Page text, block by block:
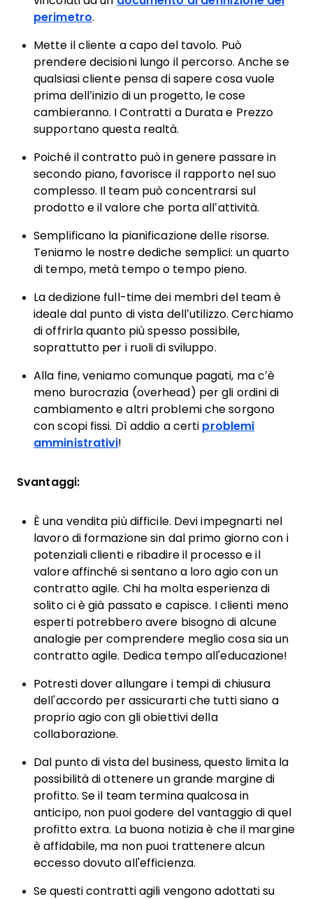
perimetro.
Mette il cliente a capo del tavolo. Può
prendere decisioni lungo il percorso. Anche se
qualsiasi cliente pensa di sapere cosa vuole
prima dell’inizio di un progetto, le cose
cambieranno. I Contratti a Durata e Prezzo
supportano questa realtà.
Poiché il contratto può in genere passare in
secondo piano, favorisce il rapporto nel suo
complesso. Il team può concentrarsi sul
prodotto e il valore che porta all’attività.
Semplificano la pianificazione delle risorse.
Teniamo le nostre dediche semplici: un quarto
di tempo, metà tempo o tempo pieno.
La dedizione full-time dei membri del team è
ideale dal punto di vista dell’utilizzo. Cerchiamo
di offrirla quanto più spesso possibile,
soprattutto per i ruoli di sviluppo.
Alla fine, veniamo comunque pagati, ma c’è
meno burocrazia (overhead) per gli ordini di
cambiamento e altri problemi che sorgono
con scopi fissi. Dì addio a certi problemi
amministrativi!
Svantaggi:
È una vendita più difficile. Devi impegnarti nel
lavoro di formazione sin dal primo giorno con i
potenziali clienti e ribadire il processo e il
valore affinché si sentano a loro agio con un
contratto agile. Chi ha molta esperienza di
solito ci è già passato e capisce. I clienti meno
esperti potrebbero avere bisogno di alcune
analogie per comprendere meglio cosa sia un
contratto agile. Dedica tempo all'educazione!
Potresti dover allungare i tempi di chiusura
dell'accordo per assicurarti che tutti siano a
proprio agio con gli obiettivi della
collaborazione.
Dal punto di vista del business, questo limita la
possibilità di ottenere un grande margine di
profitto. Se il team termina qualcosa in
anticipo, non puoi godere del vantaggio di quel
profitto extra. La buona notizia è che il margine
è affidabile, ma non puoi trattenere alcun
eccesso dovuto all'efficienza.
Se questi contratti agili vengono adottati su